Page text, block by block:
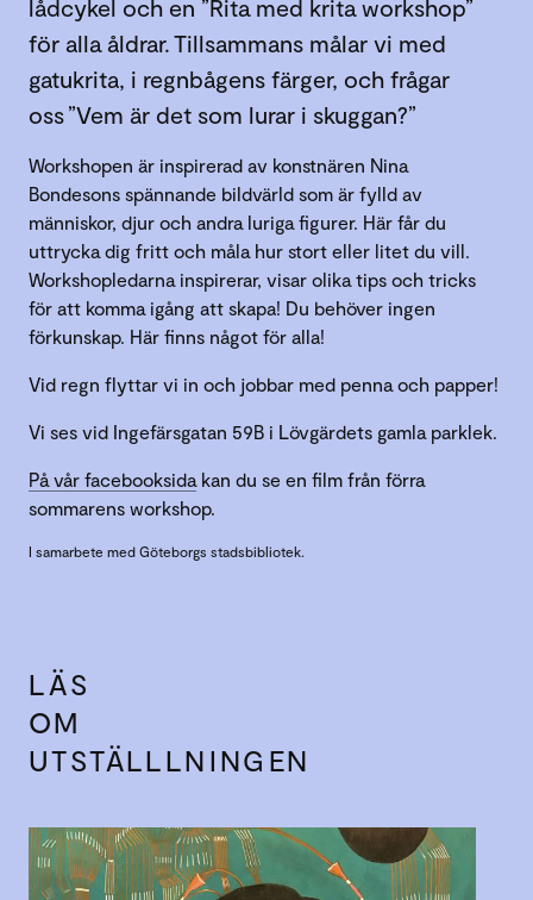
lådcykel och en ”Rita med krita workshop”
för alla åldrar. Tillsammans målar vi med
gatukrita, i regnbågens färger, och frågar
oss ”Vem är det som lurar i skuggan?”
Workshopen är inspirerad av konstnären Nina
Bondesons spännande bildvärld som är fylld av
människor, djur och andra luriga figurer. Här får du
uttrycka dig fritt och måla hur stort eller litet du vill.
Workshopledarna inspirerar, visar olika tips och tricks
för att komma igång att skapa! Du behöver ingen
förkunskap. Här finns något för alla!
Vid regn flyttar vi in och jobbar med penna och papper!
Vi ses vid Ingefärsgatan 59B i Lövgärdets gamla parklek.
På vår facebooksida kan du se en film från förra
sommarens workshop.
I samarbete med Göteborgs stadsbibliotek.
LÄS
OM
UTSTÄLLLNINGEN